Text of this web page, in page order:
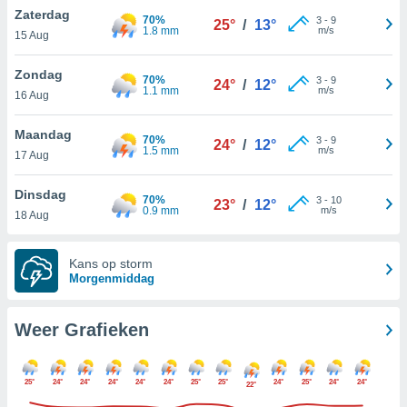
om
aan
IP-
en te
uw
basis van
maken. U
op elk
of via ons
deze
Zaterdag
15 Aug
70%
1.8 mm
25° / 13° 3- 9
m/s
Zondag
16 Aug
70%
1.1 mm
24° / 12° 3- 9
m/s
Maandag
17 Aug
70%
1.5 mm
24° / 12° 3- 9
m/s
Dinsdag
18 Aug
70%
0.9 mm
23° / 12° 3- 10
m/s
Kans op storm
Morgenmiddag
Weer Grafieken
25° 24° 24° 24° 24° 24° 25° 25° 22° 24° 25° 24° 24°